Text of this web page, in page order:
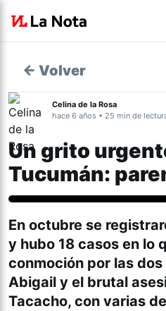
← Volver
Celina de la Rosa
hace 6 años • 25 min de
Un grito
Tucumán:
En octubre se
y hubo 18 casos en lo
conmoción por las
Abigail y el brutal
Tacacho, con varias